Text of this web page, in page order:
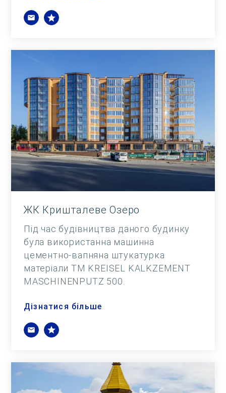
ЖК Кришталеве Озеро
Під час будівництва даного будинку
була використанна машинна
цементно-вапняна штукатурка
матеріали ТМ KREISEL KALKZEMENT
MASCHINENPUTZ 500.
Дізнатися більше